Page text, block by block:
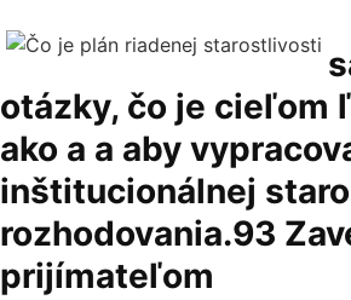
otázky, čo je cieľom
ako a a aby
inštitucionálnej
rozhodovania.93
prijímateľom